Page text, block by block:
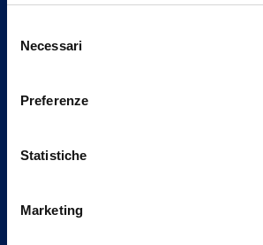
può trovare nel footer del sito nella
delNecessari
Preferenze
Statistiche
Marketing